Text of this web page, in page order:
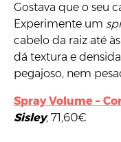
Gostava que o seu
Experimente um
cabelo da raiz até
dá textura e
pegajoso, nem
Spray Volume –
Sisley, 71,60€